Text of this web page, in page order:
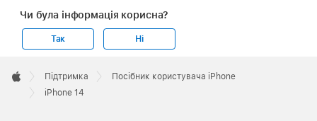
Чи була інформація корисна?
Так Ні
Footer

Apple
Підтримка
Посібник користувача iPhone
iPhone 14